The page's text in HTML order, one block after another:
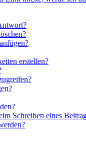
erstellen?
Schreiben eines